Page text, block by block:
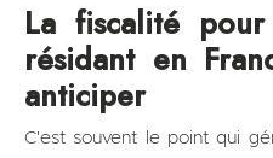
La fiscalité
résidant en
anticiper
C'est souvent le point qui